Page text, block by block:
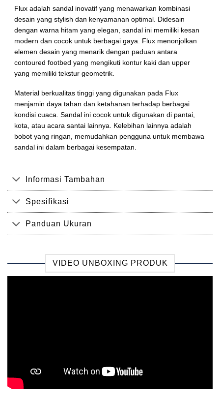
Flux adalah sandal inovatif yang menawarkan kombinasi
desain yang stylish dan kenyamanan optimal. Didesain
dengan warna hitam yang elegan, sandal ini memiliki kesan
modern dan cocok untuk berbagai gaya. Flux menonjolkan
elemen desain yang menarik dengan paduan antara
contoured footbed yang mengikuti kontur kaki dan upper
yang memiliki tekstur geometrik.
Material berkualitas tinggi yang digunakan pada Flux
menjamin daya tahan dan ketahanan terhadap berbagai
kondisi cuaca. Sandal ini cocok untuk digunakan di pantai,
kota, atau acara santai lainnya. Kelebihan lainnya adalah
bobot yang ringan, memudahkan pengguna untuk membawa
sandal ini dalam berbagai kesempatan.
Informasi Tambahan
Spesifikasi
Panduan Ukuran
VIDEO UNBOXING PRODUK